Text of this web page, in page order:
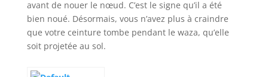
avant de nouer le nœud. C’est le signe qu’il a été
bien noué. Désormais, vous n’avez plus à craindre
que votre ceinture tombe pendant le waza, qu’elle
soit projetée au sol.